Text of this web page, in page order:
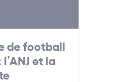
de football
et la